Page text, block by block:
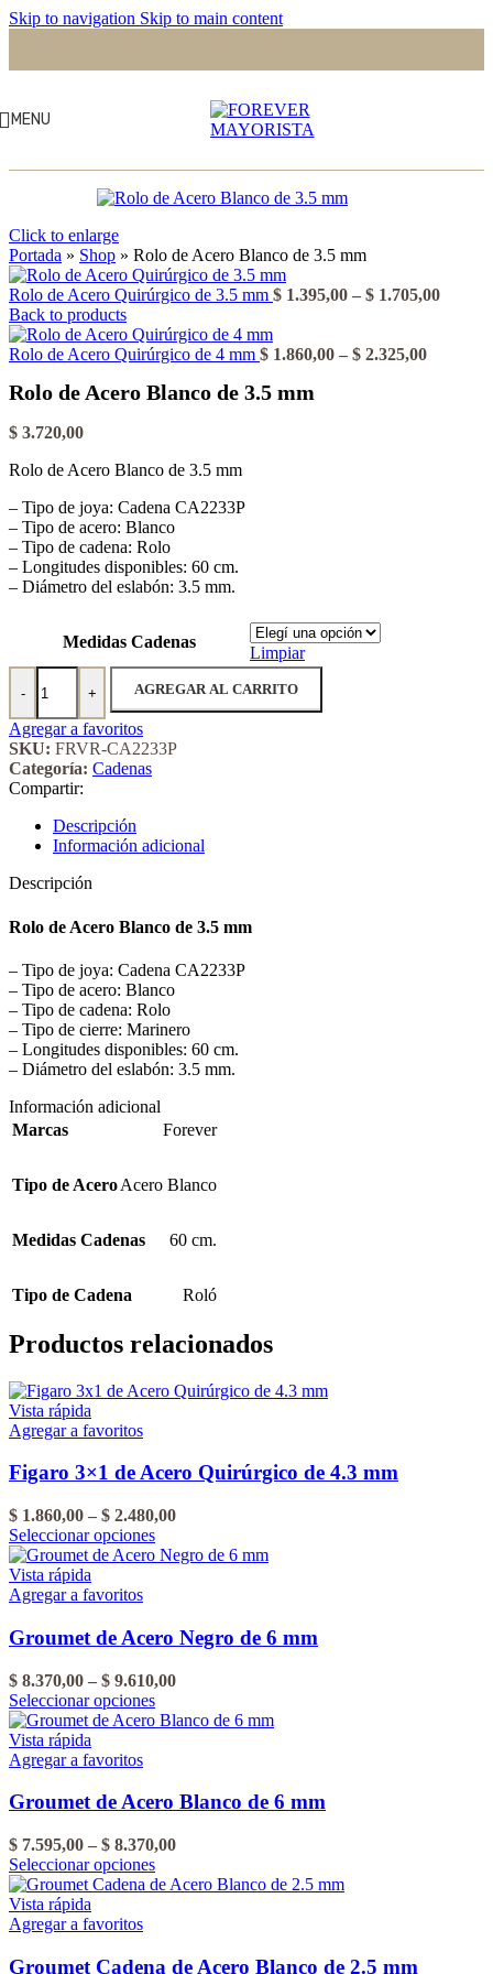
Skip to navigation Skip to main content
MENU
Click to enlarge
Portada » Shop » Rolo de Acero Blanco de 3.5 mm
Rolo de Acero Quirúrgico de 3.5 mm $ 1.395,00 – $ 1.705,00Rango
Back to products
Rolo de Acero Quirúrgico de 4 mm $ 1.860,00 – $ 2.325,00Rango
Rolo de Acero Blanco de 3.5 mm
$ 3.720,00
Rolo de Acero Blanco de 3.5 mm
– Tipo de joya: Cadena CA2233P
– Tipo de acero: Blanco
– Tipo de cadena: Rolo
– Longitudes disponibles: 60 cm.
– Diámetro del eslabón: 3.5 mm.
Medidas Cadenas
Limpiar
-
Rolo de Acero Blanco de 3.5 mm cantidad
+ AGREGAR AL CARRITO
Agregar a favoritos
SKU: FRVR-CA2233P
Categoría: Cadenas
Compartir:
Descripción
Información adicional
Descripción
Rolo de Acero Blanco de 3.5 mm
– Tipo de joya: Cadena CA2233P
– Tipo de acero: Blanco
– Tipo de cadena: Rolo
– Tipo de cierre: Marinero
– Longitudes disponibles: 60 cm.
– Diámetro del eslabón: 3.5 mm.
Información adicional
Marcas
Forever
Tipo de AceroAcero Blanco
Medidas Cadenas 60 cm.
Tipo de Cadena Roló
Productos relacionados
Vista rápida
Agregar a favoritos
Figaro 3×1 de Acero Quirúrgico de 4.3 mm
$ 1.860,00 – $ 2.480,00Rango
precios:
$ 2.480,00
Seleccionar opcionesEste
producto
Las
opciones
se
pueden
elegir
en
producto
Vista rápida
Agregar a favoritos
Groumet de Acero Negro de 6 mm
$ 8.370,00 – $ 9.610,00Rango
precios:
$ 9.610,00
Seleccionar opcionesEste
producto
Las
se
pueden
elegir
en
Vista rápida
Agregar a favoritos
Groumet de Acero Blanco de 6 mm
$ 7.595,00 – $ 8.370,00Rango
precios:
$ 8.370,00
Seleccionar opcionesEste
producto
Las
Vista rápida
Agregar a favoritos
Groumet Cadena de Acero Blanco de 2.5 mm